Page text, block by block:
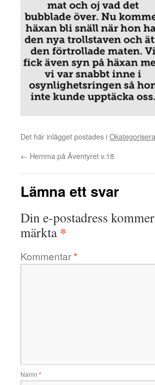
Det här inlägget postades i
← Hemma på Äventyret v.18
Lämna ett svar
Din e-postadress
märkta*
Kommentar*
Namn *